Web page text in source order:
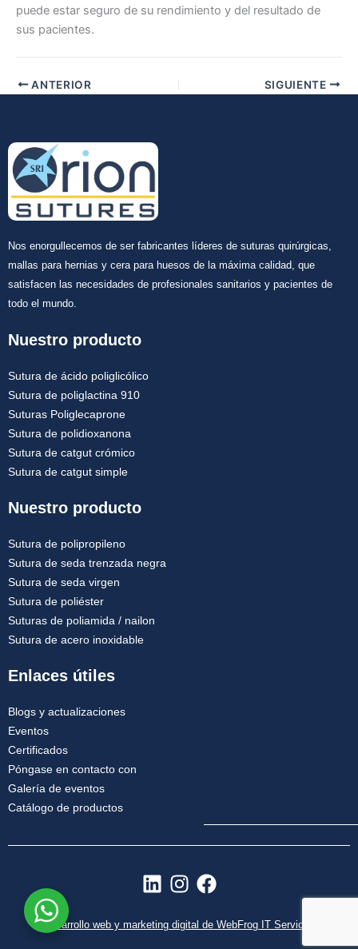
puede estar seguro de su rendimiento y del resultado de
sus pacientes.
ANTERIOR SIGUIENTE
Nos enorgullecemos de ser fabricantes líderes de suturas quirúrgicas,
mallas para hernias y cera para huesos de la máxima calidad, que
satisfacen las necesidades de profesionales sanitarios y pacientes de
todo el mundo.
Nuestro producto
Sutura de ácido poliglicólico
Sutura de poliglactina 910
Suturas Poliglecaprone
Sutura de polidioxanona
Sutura de catgut crómico
Sutura de catgut simple
Nuestro producto
Sutura de polipropileno
Sutura de seda trenzada negra
Sutura de seda virgen
Sutura de poliéster
Suturas de poliamida / nailon
Sutura de acero inoxidable
Enlaces útiles
Blogs y actualizaciones
Eventos
Certificados
Póngase en contacto con
Galería de eventos
Catálogo de productos
L
n
I
s
F
c
Desarrollo web y marketing digital de WebFrog IT Services